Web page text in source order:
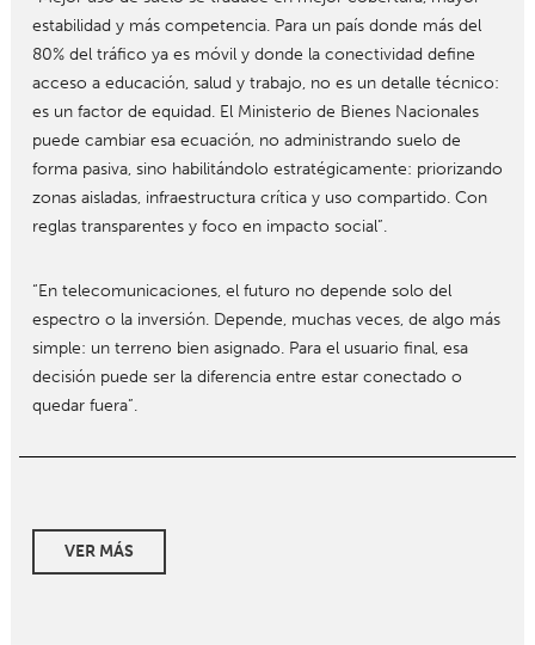
estabilidad y más competencia. Para un país donde más del
80% del tráfico ya es móvil y donde la conectividad define
acceso a educación, salud y trabajo, no es un detalle técnico:
es un factor de equidad. El Ministerio de Bienes Nacionales
puede cambiar esa ecuación, no administrando suelo de
forma pasiva, sino habilitándolo estratégicamente: priorizando
zonas aisladas, infraestructura crítica y uso compartido. Con
reglas transparentes y foco en impacto social”.
“En telecomunicaciones, el futuro no depende solo del
espectro o la inversión. Depende, muchas veces, de algo más
simple: un terreno bien asignado. Para el usuario final, esa
decisión puede ser la diferencia entre estar conectado o
quedar fuera”.
VER MÁS